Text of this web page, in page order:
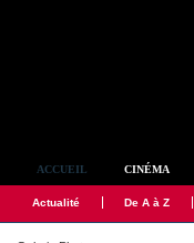
ACCUEIL CINÉMA
Actualité De A à Z